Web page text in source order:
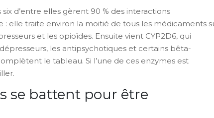
d’entre elles gèrent 90 % des interactions
elle traite environ la moitié de tous les médicaments
et les opioïdes. Ensuite vient CYP2D6, qui
les antipsychotiques et certains bêta-
le tableau. Si l’une de ces enzymes est
se battent pour être